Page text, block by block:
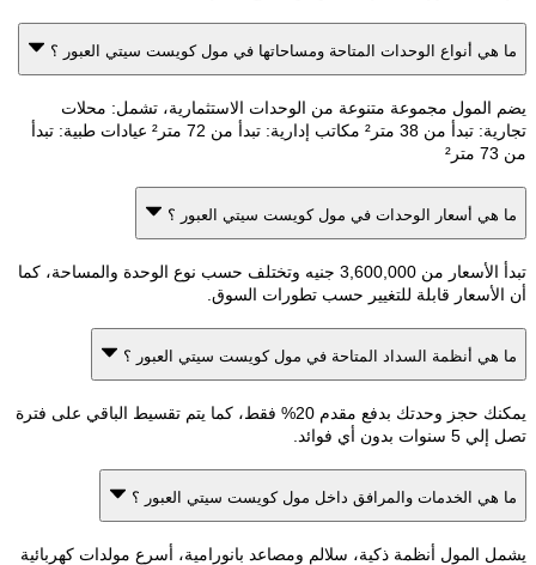
أنواع الوحدات المتاحة ومساحاتها في مول كويست سيتي العبور ؟
مجموعة متنوعة من الوحدات الاستثمارية، تشمل: محلات
تجارية: تبدأ من 38 متر² مكاتب إدارية: تبدأ من 72 متر² عيادات طبية: تبدأ
أسعار الوحدات في مول كويست سيتي العبور ؟
تبدأ الأسعار من 3,600,000 جنيه وتختلف حسب نوع الوحدة والمساحة، كما
قابلة للتغيير حسب تطورات السوق.
أنظمة السداد المتاحة في مول كويست سيتي العبور ؟
يمكنك حجز وحدتك بدفع مقدم 20% فقط، كما يتم تقسيط الباقي على فترة
بدون أي فوائد.
الخدمات والمرافق داخل مول كويست سيتي العبور ؟
المول أنظمة ذكية، سلالم ومصاعد بانورامية، أسرع مولدات كهربائية